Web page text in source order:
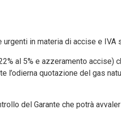
in materia di accise e IVA
al 5% e azzeramento accise)
quotazione del gas
del Garante che potrà